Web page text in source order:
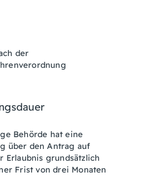
der
Behörde hat eine
über den Antrag auf
Erlaubnis grundsätzlich
Frist von drei Monaten